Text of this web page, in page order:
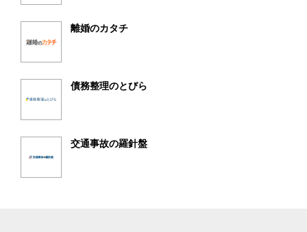
離婚のカタチ
債務整理のとびら
交通事故の羅針盤